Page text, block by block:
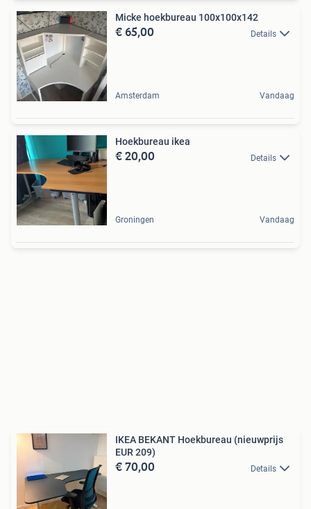
Micke hoekbureau 100x100x142
€ 65,00 Details
Amsterdam Vandaag
Hoekbureau ikea
€ 20,00 Details
Groningen Vandaag
IKEA BEKANT Hoekbureau (nieuwprijs
EUR 209)
€ 70,00 Details